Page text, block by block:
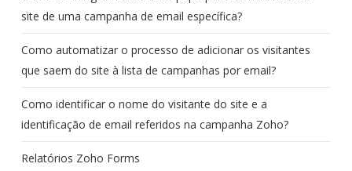
site de uma campanha de email específica?
Como automatizar o processo de adicionar os visitantes
que saem do site à lista de campanhas por email?
Como identificar o nome do visitante do site e a
identificação de email referidos na campanha Zoho?
Relatórios Zoho Forms